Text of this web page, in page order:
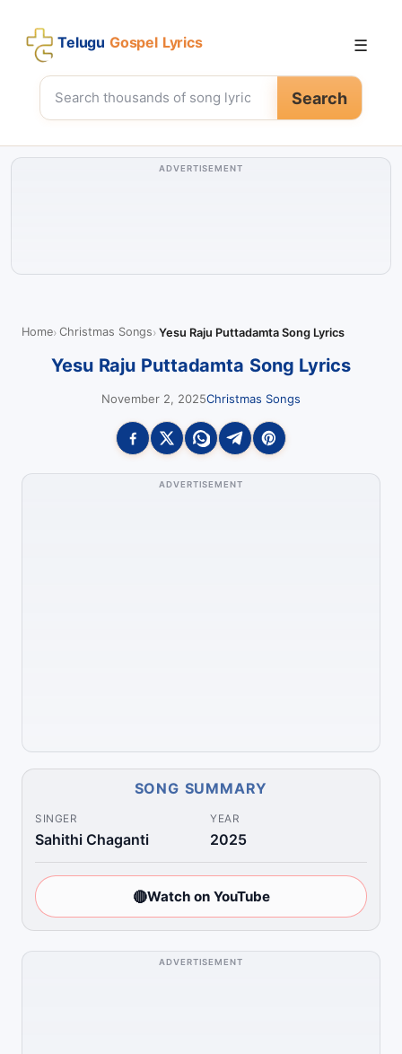
Telugu Gospel Lyrics
Search
☰
ADVERTISEMENT
Home Christmas Songs Yesu Raju Puttadamta Song Lyrics
Yesu Raju Puttadamta Song Lyrics
November 2, 2025Christmas Songs
ADVERTISEMENT
SONG SUMMARY
SINGER
Sahithi Chaganti
YEAR
2025
🔴Watch on YouTube
ADVERTISEMENT